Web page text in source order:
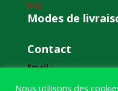
FAQ
Modes de
Contact
Email :
Nous utilisons des